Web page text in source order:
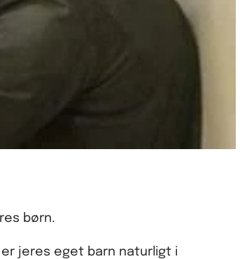
børn.
jeres eget barn naturligt i